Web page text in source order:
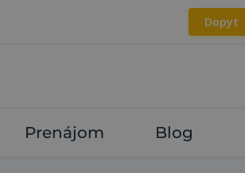
Dopyt
Prenájom Blog